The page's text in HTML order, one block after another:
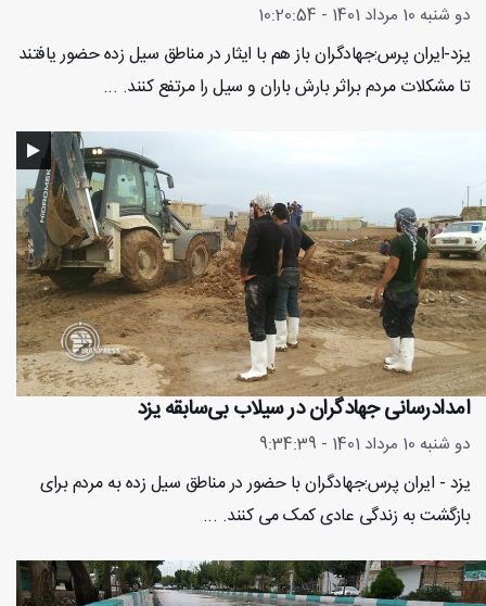
دو شنبه 10 مرداد 1401 - 10:20:54
یزد-ایران پرس:جهادگران باز هم با ایثار در مناطق سیل زده حضور یافتند
تا مشکلات مردم براثر بارش باران و سیل را مرتفع کنند. ...
امدادرسانی جهادگران در سیلاب بی‌سابقه یزد
دو شنبه 10 مرداد 1401 - 9:34:39
یزد - ایران پرس:جهادگران با حضور در مناطق سیل زده به مردم برای
بازگشت به زندگی عادی کمک می کنند. ...